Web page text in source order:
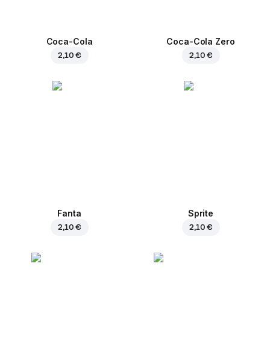
Coca-Cola
2,10 €
Coca-Cola Zero
2,10 €
Fanta
2,10 €
Sprite
2,10 €